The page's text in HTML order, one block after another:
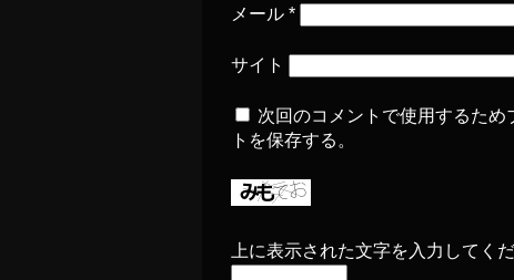
メール *
サイト
次回のコメントで使用するた
トを保存する。
上に表示された文字を入力してくだ